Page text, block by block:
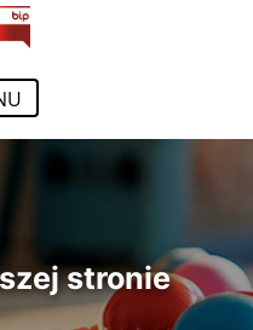
otwiera się w nowym
stronie